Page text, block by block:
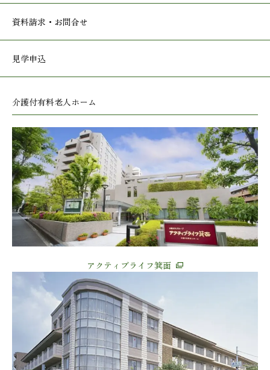
資料請求・お問合せ
見学申込
介護付有料老人ホーム
アクティブライフ箕面